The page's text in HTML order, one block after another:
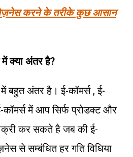
करने के तरीके कुछ आसान
क्या अंतर है?
बहुत अंतर है। ई-कॉमर्स , ई-
कॉमर्स में आप सिर्फ प्रोडक्ट और
कर सकते है जब की ई-
से सम्बंधित हर गति विधिया